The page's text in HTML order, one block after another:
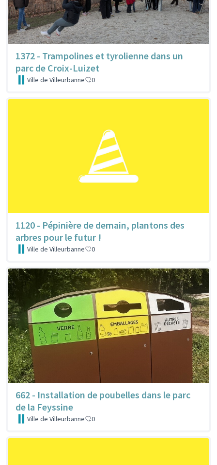
1372 - Trampolines et tyrolienne dans un
parc de Croix-Luizet
Ville de Villeurbanne 0
1120 - Pépinière de demain, plantons des
arbres pour le futur !
Ville de Villeurbanne 0
662 - Installation de poubelles dans le parc
de la Feyssine
Ville de Villeurbanne 0